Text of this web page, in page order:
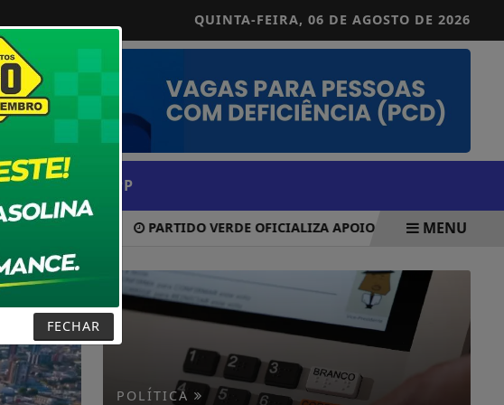
QUINTA-FEIRA, 06 DE AGOSTO DE 2026
NOSSO APP
DOS PAIS PARTIDO VERDE OFICIALIZA APOIO À CANDIDATURA DE
MENU
FECHAR
POLÍTICA